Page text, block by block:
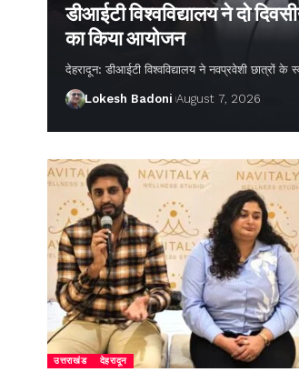
डीआईटी विश्वविद्यालय ने दो
का किया आयोजन
देहरादून: डीआईटी विश्वविद्यालय ने नवप्रवेशी छात्रों के
Lokesh Badoni August 7, 2026
उत्तराखंड देहरादून